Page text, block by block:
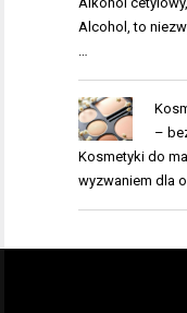
Alcohol, to
…
–
Kosmetyki do
wyzwaniem dla